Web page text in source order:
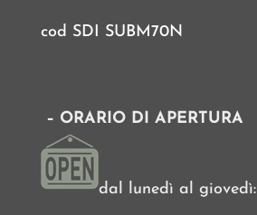
cod SDI SUBM70N
– ORARIO DI APERTURA
dal lunedì al giovedì: